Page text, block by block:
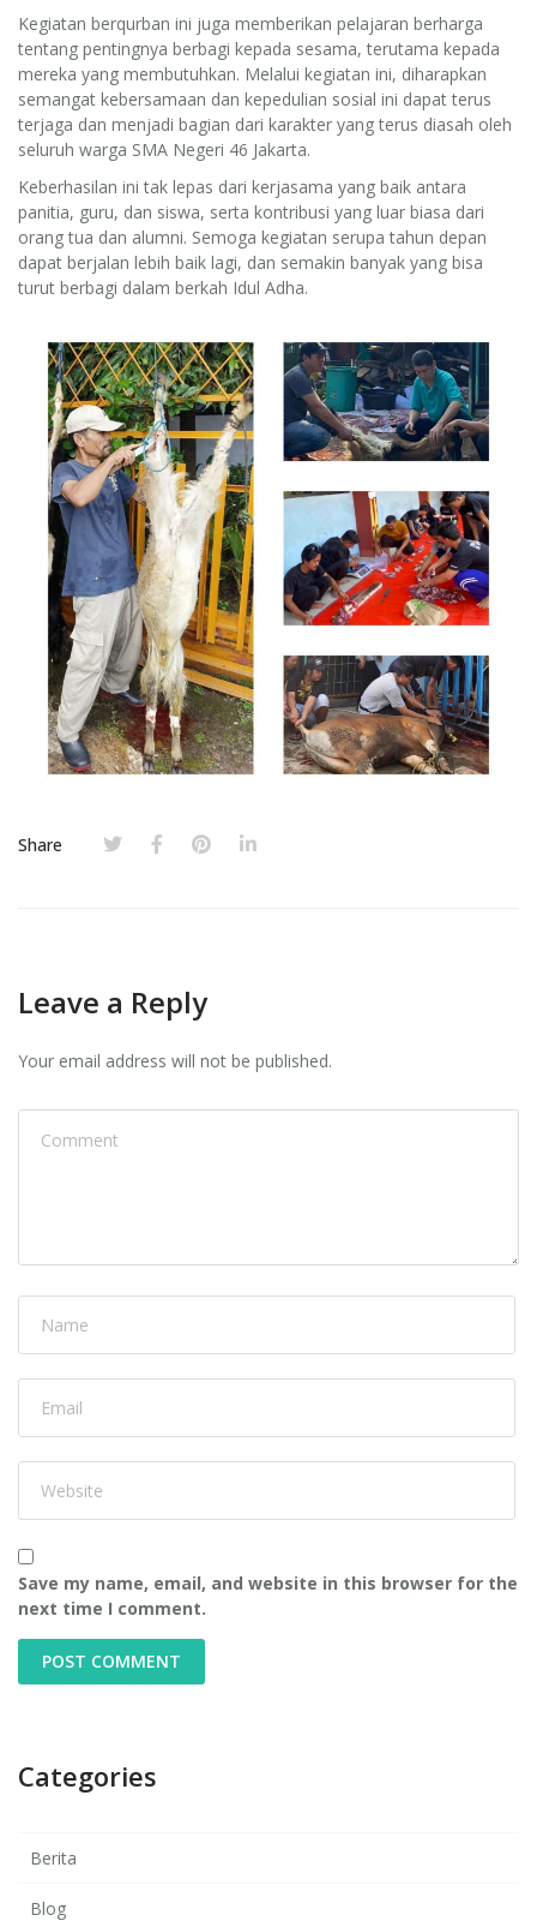
Kegiatan berqurban ini juga memberikan pelajaran berharga
tentang pentingnya berbagi kepada sesama, terutama kepada
mereka yang membutuhkan. Melalui kegiatan ini, diharapkan
semangat kebersamaan dan kepedulian sosial ini dapat terus
terjaga dan menjadi bagian dari karakter yang terus diasah oleh
seluruh warga SMA Negeri 46 Jakarta.
Keberhasilan ini tak lepas dari kerjasama yang baik antara
panitia, guru, dan siswa, serta kontribusi yang luar biasa dari
orang tua dan alumni. Semoga kegiatan serupa tahun depan
dapat berjalan lebih baik lagi, dan semakin banyak yang bisa
turut berbagi dalam berkah Idul Adha.
Share
Leave a Reply
Your email address will not be published.
Save my name, email, and website in this browser for the
next time I comment.
Categories
Berita
Blog